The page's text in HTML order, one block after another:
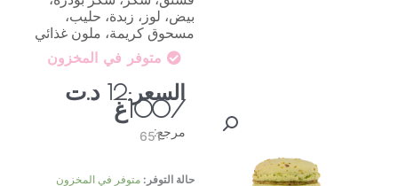
بيض، لوز، زبدة، حليب،
مسحوق كريمة، ملون غذائي
متوفر في المخزون
السعر:12 د.ت
مرجع:651
حالة التوفر: متوفر في المخزون